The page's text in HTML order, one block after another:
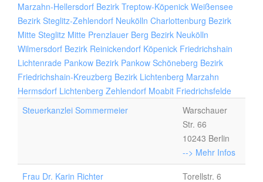
Marzahn-Hellersdorf Bezirk Treptow-Köpenick Weißensee
Bezirk Steglitz-Zehlendorf Neukölln Charlottenburg Bezirk
Mitte Steglitz Mitte Prenzlauer Berg Bezirk Neukölln
Wilmersdorf Bezirk Reinickendorf Köpenick Friedrichshain
Lichtenrade Pankow Bezirk Pankow Schöneberg Bezirk
Friedrichshain-Kreuzberg Bezirk Lichtenberg Marzahn
Hermsdorf Lichtenberg Zehlendorf Moabit Friedrichsfelde
Steuerkanzlei Sommermeier
Warschauer
Str. 66
10243 Berlin
--> Mehr Infos
Frau Dr. Karin Richter
Torellstr. 6